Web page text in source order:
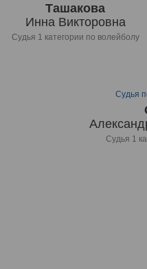
Ташакова
Инна Викторовна
Судья 1 категории по волейболу
Судья
Судья 1